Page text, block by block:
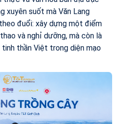
xuyên suốt mà Văn Lang
đuổi: xây dựng một điểm
và nghỉ dưỡng, mà còn là
thần Việt trong diện mạo